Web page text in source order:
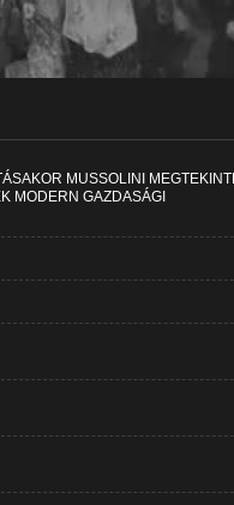
MUSSOLINI
MODERN GAZDASÁGI